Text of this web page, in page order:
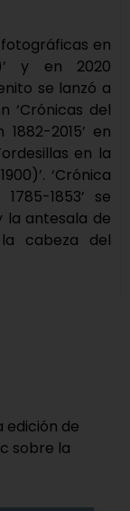
en
y en 2020
se lanzó a
‘Crónicas del
2015’ en
en la
‘Crónica
1853’ se
la antesala de
cabeza del
edición de
sobre la